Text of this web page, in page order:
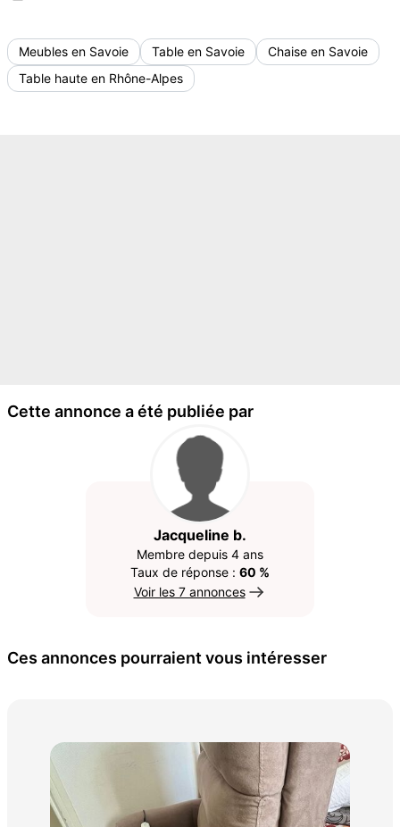
Meubles en Savoie Table en Savoie
Chaise en Savoie
Table haute en Rhône-Alpes
Cette annonce a été publiée par
Jacqueline b.
Membre depuis 4 ans
Taux de réponse : 60 %
Voir les 7 annonces
Ces annonces pourraient vous intéresser